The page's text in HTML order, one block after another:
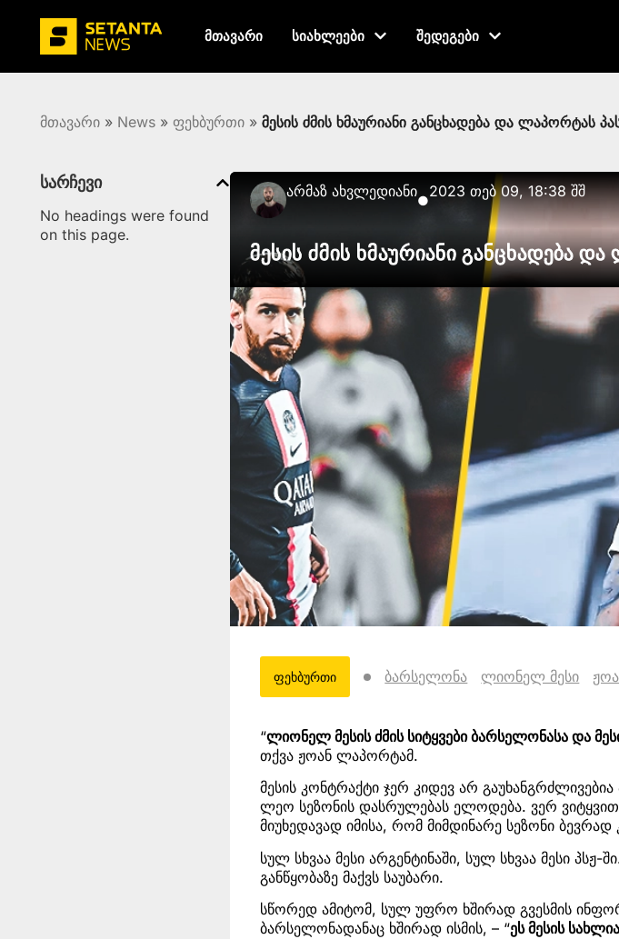
მთავარი სიახლეები შედეგები
მთავარი » News » ფეხბურთი » მესის ძმის ხმაურიანი განცხადება და ლაპორტას
სარჩევი
No headings were found
on this page.
Არმაზ Ახვლედიანი●2023 თებ 09, 18:38 შშ
მესის ძმის ხმაურიანი განცხადება
ფეხბურთი ბარსელონა ლიონელ მესი
“ლიონელ მესის ძმის სიტყვები ბარსელონასა და
თქვა ჟოან ლაპორტამ.
მესის კონტრაქტი ჯერ კიდევ არ
ლეო სეზონის დასრულებას ელოდება. ვერ
მიუხედავად იმისა, რომ მიმდინარე სეზონი
სულ სხვაა მესი არგენტინაში, სულ სხვაა მესი
განწყობაზე მაქვს საუბარი.
სწორედ ამიტომ, სულ უფრო ხშირად გვესმის
ბარსელონადანაც ხშირად ისმის, – “ეს მესის